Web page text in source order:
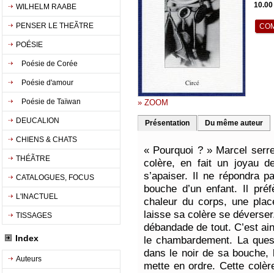
WILHELM RAABE
PENSER LE THEÃTRE
POÉSIE
Poésie de Corée
Poésie d'amour
Poésie de Taïwan
DEUCALION
CHIENS & CHATS
THÉÃTRE
CATALOGUES, FOCUS
L'INACTUEL
TISSAGES
Index
Auteurs
» ZOOM
10.00
Présentation Du même auteur
« Pourquoi ? » Marcel
colère, en fait un joyau
s’apaiser. Il ne répondra
bouche d’un enfant. Il
chaleur du corps, une
laisse sa colère se
débandade de tout. C’est
le chambardement. La
dans le noir de sa bouche,
mette en ordre. Cette